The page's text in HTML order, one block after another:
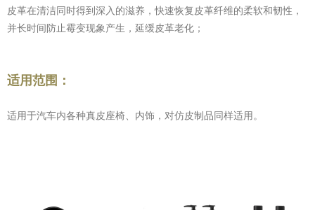
皮革在清洁同时得到深入 的滋养，快速恢复皮革纤维的柔软和韧性，
并长时间 防止霉变现象产生，延缓皮革老化 ；
适用范围：
适用于汽车内各种真皮座椅、内饰 ， 对仿皮制品同样适用 。